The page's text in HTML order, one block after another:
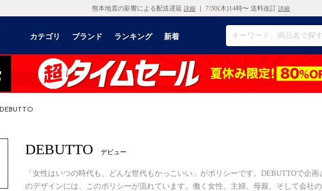
熊本地震の影響による配送遅延 詳細 ｜ 7/30(木)14時〜 送料改訂 詳細
カテゴリ ブランド ランキング 新着
DEBUTTO
DEBUTTO デビュー
「女性はいつの時代も、どんな世代もかっこいい」がポリシーです。DEBUTTOで企
のデザインには、このポリシーが流れています。働く女性、主婦、母親、そして会社